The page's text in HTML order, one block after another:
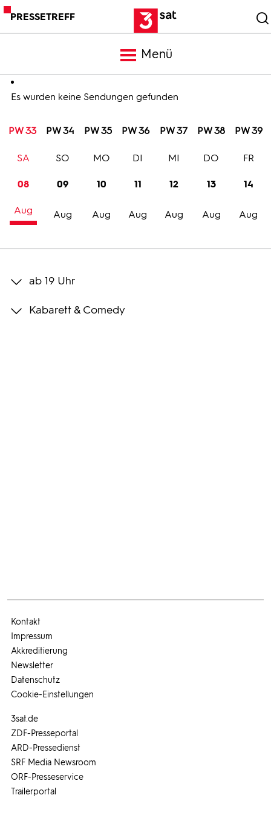
PRESSETREFF
Menü
Meldungen
Programm
Trailer
Bilder
Es wurden keine Sendungen gefunden
PW 33 PW 34 PW 35 PW 36 PW 37 PW 38 PW 39
08
Aug
SA
09
Aug
SO
10
Aug
MO
11
Aug
DI
12
Aug
MI
13
Aug
DO
14
Aug
FR
ab 19 Uhr
Kabarett & Comedy
3sat.de
ZDF-Presseportal
ARD-Pressedienst
SRF Media Newsroom
ORF-Presseservice
Trailerportal
Kontakt
Impressum
Akkreditierung
Newsletter
Datenschutz
Cookie-Einstellungen